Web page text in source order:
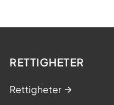
RETTIGHETER
Rettigheter